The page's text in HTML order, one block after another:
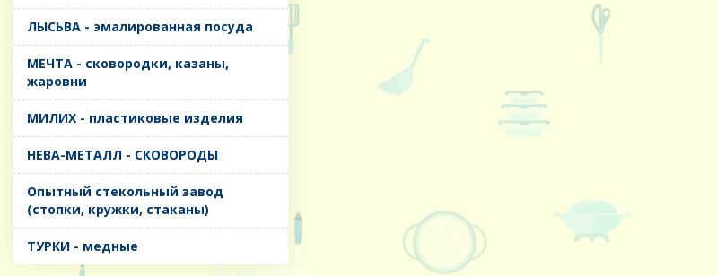
ЛЫСЬВА - эмалированная посуда
МЕЧТА - сковородки, казаны,
жаровни
МИЛИХ - пластиковые изделия
НЕВА-МЕТАЛЛ - СКОВОРОДЫ
Опытный стекольный завод
(стопки, кружки, стаканы)
ТУРКИ - медные